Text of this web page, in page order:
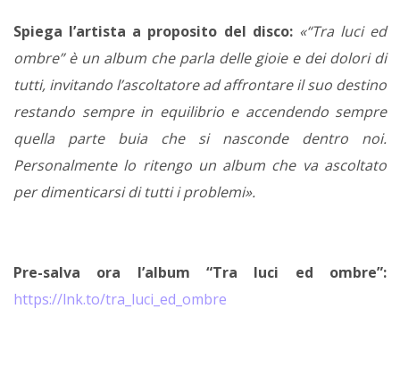
Spiega l’artista a proposito del disco: «“Tra luci ed
ombre” è un album che parla delle gioie e dei dolori di
tutti, invitando l’ascoltatore ad affrontare il suo destino
restando sempre in equilibrio e accendendo sempre
quella parte buia che si nasconde dentro noi.
Personalmente lo ritengo un album che va ascoltato
per dimenticarsi di tutti i problemi».
Pre-salva ora l’album “Tra luci ed ombre”:
https://lnk.to/tra_luci_ed_ombre